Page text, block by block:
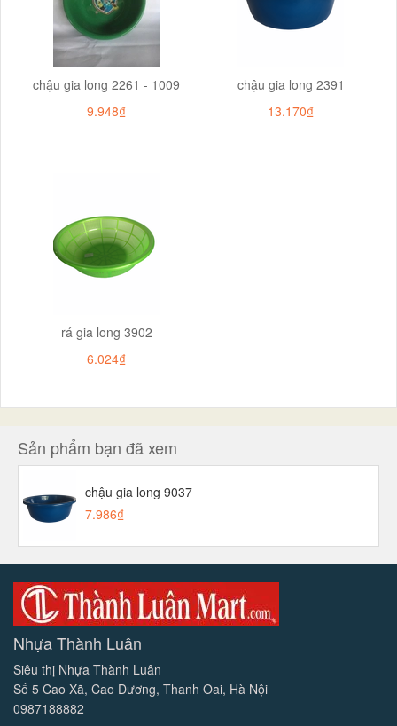
chậu gia long 2261 - 1009
9.948₫
chậu gia long 2391
13.170₫
rá gia long 3902
6.024₫
Sản phẩm bạn đã xem
chậu gia long 9037
7.986₫
Nhựa Thành Luân
Siêu thị Nhựa Thành Luân
Số 5 Cao Xã, Cao Dương, Thanh Oai, Hà Nội
0987188882